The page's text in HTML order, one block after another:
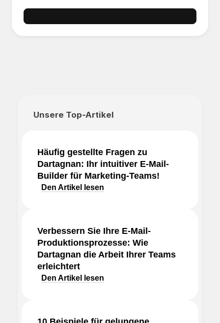
Unsere Top-Artikel
Häufig gestellte Fragen zu
Dartagnan: Ihr intuitiver E-Mail-
Builder für Marketing-Teams!
Den Artikel lesen
Verbessern Sie Ihre E-Mail-
Produktionsprozesse: Wie
Dartagnan die Arbeit Ihrer Teams
erleichtert
Den Artikel lesen